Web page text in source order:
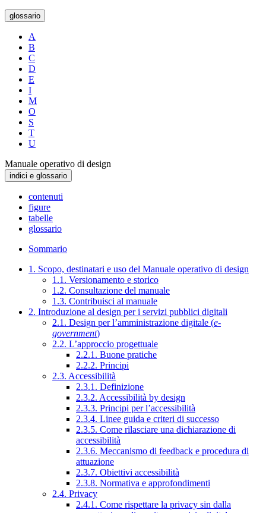
glossario
A
B
C
D
E
I
M
O
S
T
U
Manuale operativo di design
indici e glossario
contenuti
figure
tabelle
glossario
Sommario
1. Scopo, destinatari e uso del Manuale operativo di design
1.1. Versionamento e storico
1.2. Consultazione del manuale
1.3. Contribuisci al manuale
2. Introduzione al design per i servizi pubblici digitali
2.1. Design per l’amministrazione digitale (e-
government)
2.2. L’approccio progettuale
2.2.1. Buone pratiche
2.2.2. Principi
2.3. Accessibilità
2.3.1. Definizione
2.3.2. Accessibilità by design
2.3.3. Principi per l’accessibilità
2.3.4. Linee guida e criteri di successo
2.3.5. Come rilasciare una dichiarazione di
accessibilità
2.3.6. Meccanismo di feedback e procedura di
attuazione
2.3.7. Obiettivi accessibilità
2.3.8. Normativa e approfondimenti
2.4. Privacy
2.4.1. Come rispettare la privacy sin dalla